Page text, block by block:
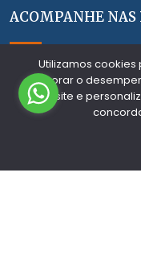
ACOMPANHE NAS
FORMAS DE
Utilizamos
melhorar o
nosso site e